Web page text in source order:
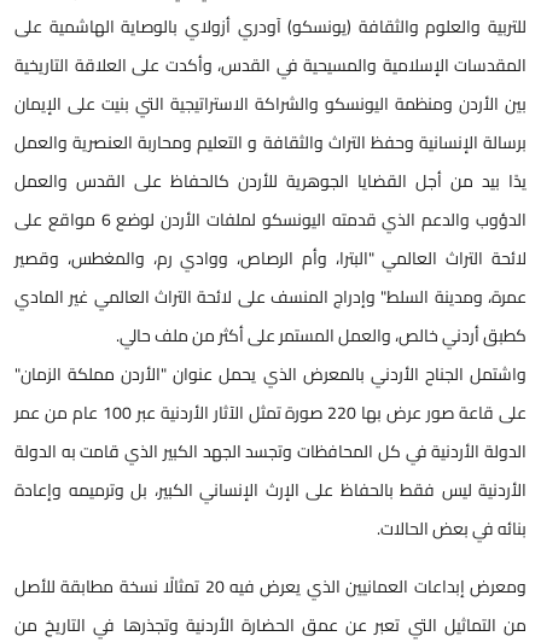
للتربية والعلوم والثقافة (يونسكو) آودري أزولاي بالوصاية الهاشمية على
المقدسات الإسلامية والمسيحية في القدس، وأكدت على العلاقة التاريخية
بين الأردن ومنظمة اليونسكو والشراكة الاستراتيجية التي بنيت على الإيمان
برسالة الإنسانية وحفظ التراث والثقافة و التعليم ومحاربة العنصرية والعمل
يدًا بيد من أجل القضايا الجوهرية للأردن كالحفاظ على القدس والعمل
الدؤوب والدعم الذي قدمته اليونسكو لملفات الأردن لوضع 6 مواقع على
لائحة التراث العالمي "البترا، وأم الرصاص، ووادي رم، والمغطس، وقصير
عمرة، ومدينة السلط" وإدراج المنسف على لائحة التراث العالمي غير المادي
كطبق أردني خالص، والعمل المستمر على أكثر من ملف حالي.
واشتمل الجناح الأردني بالمعرض الذي يحمل عنوان "الأردن مملكة الزمان"
على قاعة صور عرض بها 220 صورة تمثل الآثار الأردنية عبر 100 عام من عمر
الدولة الأردنية في كل المحافظات وتجسد الجهد الكبير الذي قامت به الدولة
الأردنية ليس فقط بالحفاظ على الإرث الإنساني الكبير، بل وترميمه وإعادة
بنائه في بعض الحالات.
ومعرض إبداعات العمانيين الذي يعرض فيه 20 تمثالًا نسخة مطابقة للأصل
من التماثيل التي تعبر عن عمق الحضارة الأردنية وتجذرها في التاريخ من